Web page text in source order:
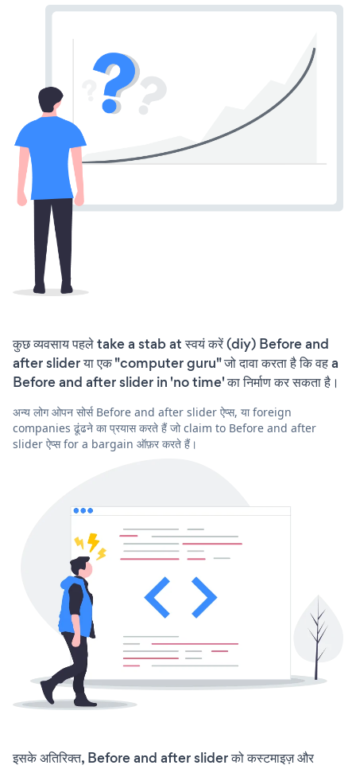
कुछ व्यवसाय पहले take a stab at स्वयं करें (diy) Before and
after slider या एक "computer guru" जो दावा करता है कि वह a
Before and after slider in 'no time' का निर्माण कर सकता है।
अन्य लोग ओपन सोर्स Before and after slider ऐप्स, या foreign
companies ढूंढने का प्रयास करते हैं जो claim to Before and after
slider ऐप्स for a bargain ऑफ़र करते हैं।
इसके अतिरिक्त, Before and after slider को कस्टमाइज़ और